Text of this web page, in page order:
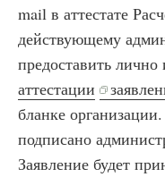
mail в аттестате
действующему
предоставить
аттестации
бланке
подписано
Заявление будет